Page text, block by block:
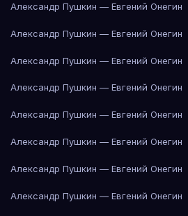
Александр Пушкин — Евгений Онегин
Александр Пушкин — Евгений Онегин
Александр Пушкин — Евгений Онегин
Александр Пушкин — Евгений Онегин
Александр Пушкин — Евгений Онегин
Александр Пушкин — Евгений Онегин
Александр Пушкин — Евгений Онегин
Александр Пушкин — Евгений Онегин